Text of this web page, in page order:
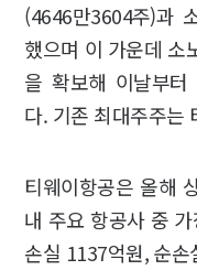
(4646만3604주)과
했으며 이 가운데 소
을 확보해 이날부터
다. 기존 최대주주는
티웨이항공은 올해
내 주요 항공사 중
손실 1137억원, 순